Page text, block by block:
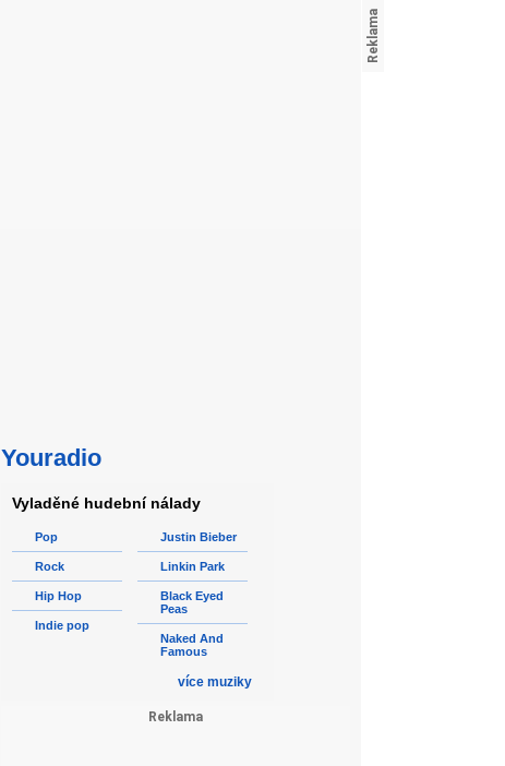
Youradio
Vyladěné hudební nálady
Pop
Rock
Hip Hop
Indie pop
Justin Bieber
Linkin Park
Black Eyed
Peas
Naked And
Famous
více muziky